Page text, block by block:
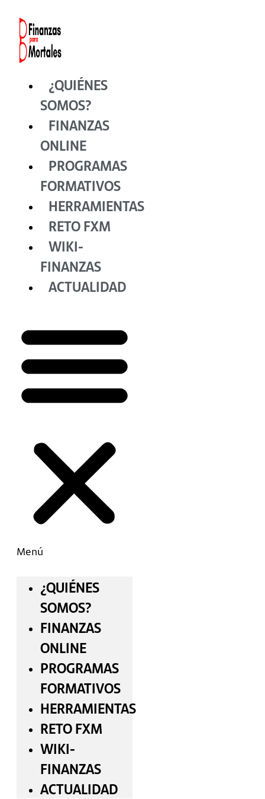
contenido
¿QUIÉNES
SOMOS?
FINANZAS
ONLINE
PROGRAMAS
FORMATIVOS
HERRAMIENTAS
RETO FXM
WIKI-
FINANZAS
ACTUALIDAD
Menú
¿QUIÉNES
SOMOS?
FINANZAS
ONLINE
PROGRAMAS
FORMATIVOS
HERRAMIENTAS
RETO FXM
WIKI-
FINANZAS
ACTUALIDAD